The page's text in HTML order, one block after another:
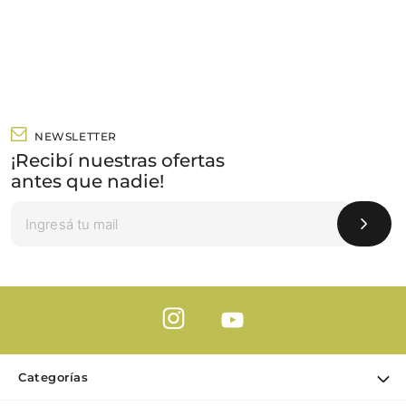
NEWSLETTER
¡Recibí nuestras ofertas
antes que nadie!
Categorías